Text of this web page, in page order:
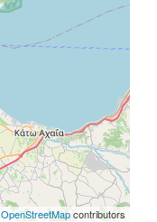
OpenStreetMapcontributors